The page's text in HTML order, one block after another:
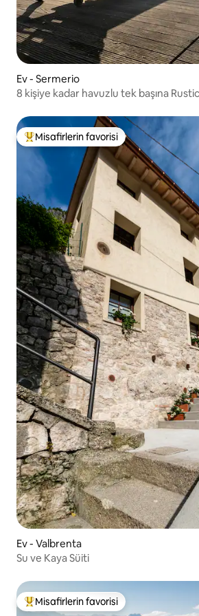
Ev - Sermerio
8 kişiye kadar havuzlu tek başına
Misafirlerin favorilerinden en
Misafirlerin favorisi
Ev - Valbrenta
Su ve Kaya Süiti
Misafirlerin favorilerinden en
Misafirlerin favorisi